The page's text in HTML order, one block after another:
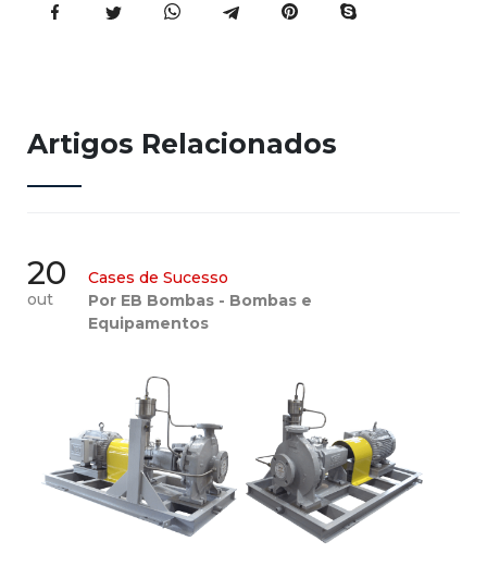
Artigos Relacionados
20
out
Cases de Sucesso
Por EB Bombas - Bombas e
Equipamentos